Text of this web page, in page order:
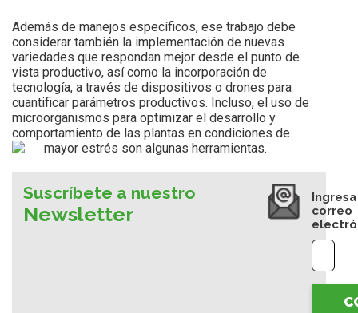
Además de manejos específicos, ese trabajo debe
considerar también la implementación de nuevas
variedades que respondan mejor desde el punto de
vista productivo, así como la incorporación de
tecnología, a través de dispositivos o drones para
cuantificar parámetros productivos. Incluso, el uso de
microorganismos para optimizar el desarrollo y
comportamiento de las plantas en condiciones de
mayor estrés son algunas herramientas.
Suscríbete a nuestro
Newsletter
correo